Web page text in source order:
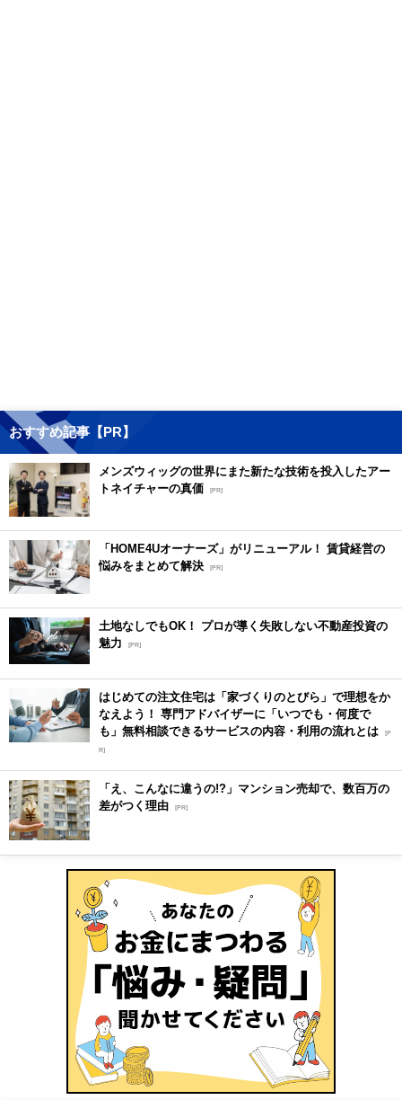
おすすめ記事【PR】
メンズウィッグの世界にまた新たな技術を投入したアー
トネイチャーの真価 [PR]
「HOME4Uオーナーズ」がリニューアル！ 賃貸経営の
悩みをまとめて解決 [PR]
土地なしでもOK！ プロが導く失敗しない不動産投資の
魅力
[PR]
はじめての注文住宅は「家づくりのとびら」で理想をか
なえよう！ 専門アドバイザーに「いつでも・何度で
も」無料相談できるサービスの内容・利用の流れとは [P
R]
「え、こんなに違うの!?」マンション売却で、数百万の
差がつく理由 [PR]